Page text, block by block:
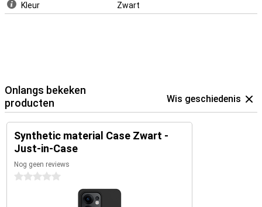
Kleur
Zwart
Onlangs bekeken
producten
Wis geschiedenis
Synthetic material Case Zwart -
Just-in-Case
Nog geen reviews
0 sterren